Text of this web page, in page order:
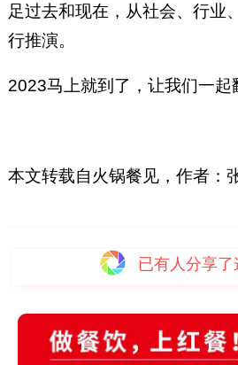
足过去和现在，从社会、行业
行推演。
2023马上就到了，让我们一起
本文转载自火锅餐见，作者：
已有人分享